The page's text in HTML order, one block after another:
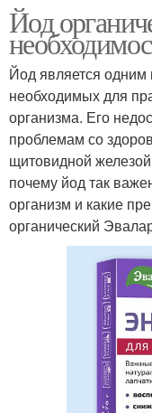
Йод
Йод является
необходимых для
организма. Его
проблемам со
щитовидной
почему йод так
организм и какие
органический